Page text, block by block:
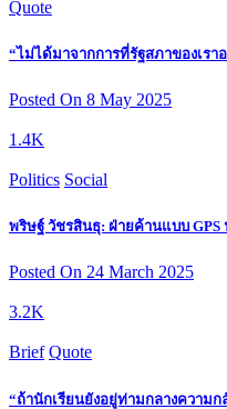
Quote
“ไม่ได้มาจากการที่รัฐสภาของเรา
Posted On 8 May 2025
1.4K
Politics Social
พริษฐ์ วัชรสินธุ: ฝ่ายค้านแบบ GPS
Posted On 24 March 2025
3.2K
Brief Quote
“ถ้านักเรียนยังอยู่ท่ามกลางความ